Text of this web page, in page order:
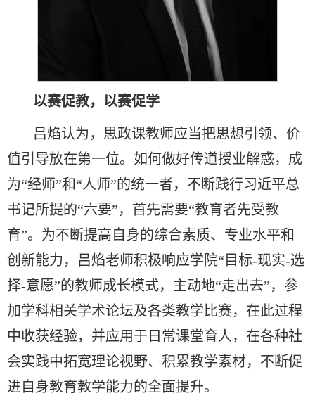
以赛促教，以赛促学
吕焰认为，思政课教师应当把思想引领、价
值引导放在第一位。如何做好传道授业解惑，成
为“经师”和“人师”的统一者，不断践行习近平总
书记所提的“六要”，首先需要“教育者先受教
育”。为不断提高自身的综合素质、专业水平和
创新能力，吕焰老师积极响应学院“目标-现实-选
择-意愿”的教师成长模式，主动地“走出去”，参
加学科相关学术论坛及各类教学比赛，在此过程
中收获经验，并应用于日常课堂育人，在各种社
会实践中拓宽理论视野、积累教学素材，不断促
进自身教育教学能力的全面提升。